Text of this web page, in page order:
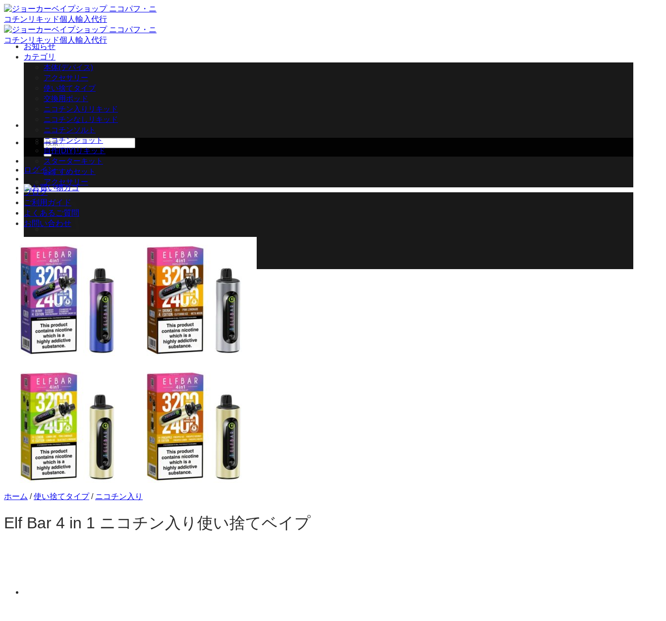
Skip
to
content
検
索
対
象:
ログイン
お買い物カゴに商品がありません。
ショップに戻る
カート0 商品 合計金額：
お買い物カゴ
お買い物カゴに商品がありません。
ショップに戻る
お知らせ
カテゴリ
本体(デバイス)
アクセサリー
使い捨てタイプ
交換用ポッド
ニコチン入りリキッド
ニコチンなしリキッド
ニコチンソルト
ニコチンショット
自作(DIY)リキッド
スターターキット
おすすめセット
アクセサリー
ブログ
ご利用ガイド
よくあるご質問
お問い合わせ
ホーム / 使い捨てタイプ / ニコチン入り
Elf Bar 4 in 1 ニコチン入り使い捨てベイプ